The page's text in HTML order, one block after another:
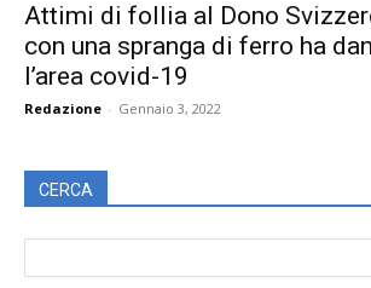
Attimi di follia al Dono
con una spranga di ferro ha
l’area covid-19
Redazione - Gennaio 3, 2022
CERCA